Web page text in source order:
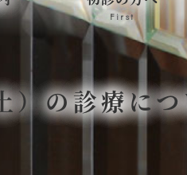
First
の診療につ